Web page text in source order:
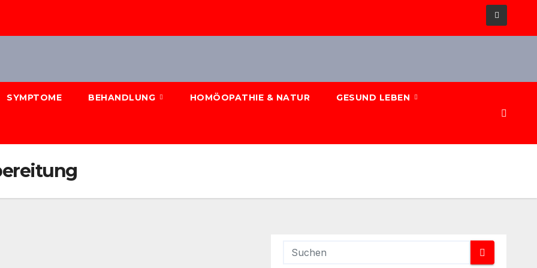
SYMPTOME BEHANDLUNG HOMÖOPATHIE & NATUR GESUND LEBEN